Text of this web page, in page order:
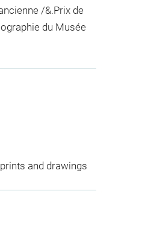
/&.Prix de
du Musée
and drawings